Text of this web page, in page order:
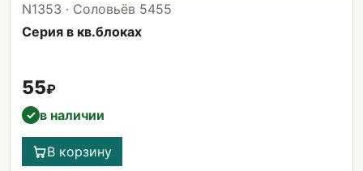
N1353 · Соловьёв 5455
Серия в кв.блоках
55₽
✓ в наличии
В корзину